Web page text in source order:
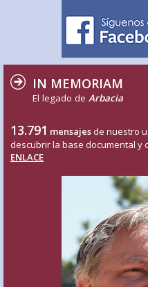
IN MEMORIAM
El legado de Arbacia
13.791 mensajes de nuestro
descubrir la base documental y
ENLACE